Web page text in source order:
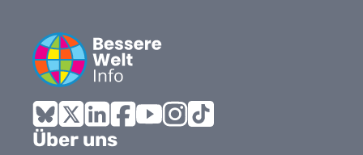
Bluesky
X LinkedInFacebook
Über uns